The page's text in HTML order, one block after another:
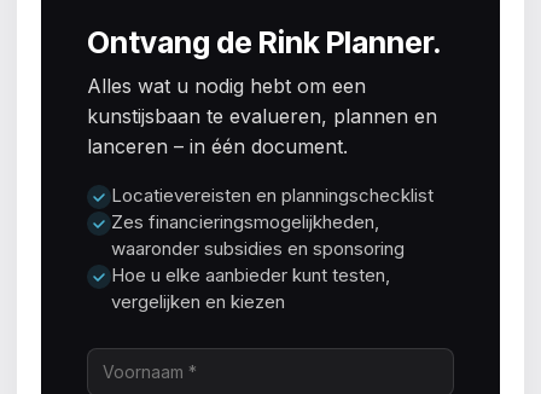
Ontvang de Rink Planner.
Alles wat u nodig hebt om een
kunstijsbaan te evalueren, plannen en
lanceren – in één document.
Locatievereisten en planningschecklist
Zes financieringsmogelijkheden,
waaronder subsidies en sponsoring
Hoe u elke aanbieder kunt testen,
vergelijken en kiezen